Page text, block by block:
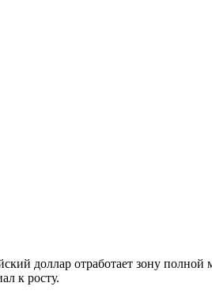
доллар отработает зону полной
к росту.